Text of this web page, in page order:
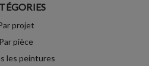
projet
Par pièce
les peintures